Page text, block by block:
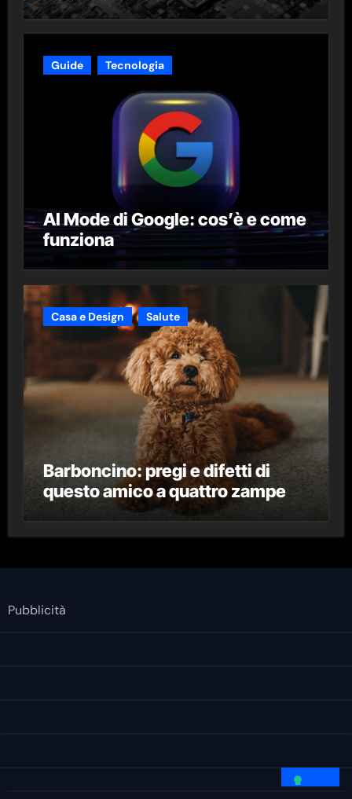
Guide Tecnologia
AI Mode di Google: cos’è e come
funziona
Casa e Design Salute
Barboncino: pregi e difetti di
questo amico a quattro zampe
Pubblicità